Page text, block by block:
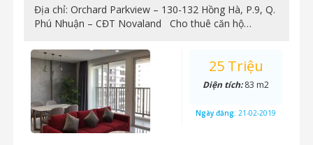
Địa chỉ: Orchard Parkview – 130-132 Hồng Hà, P.9, Q.
Phú Nhuận – CĐT Novaland Cho thuê căn hộ…
25 Triệu
Diện tích:83 m2
Ngày đăng: 21-02-2019